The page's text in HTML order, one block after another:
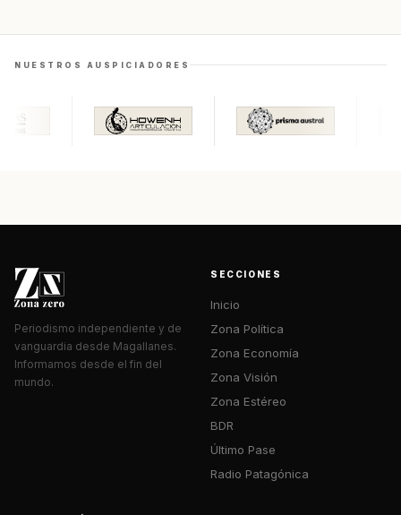
NUESTROS AUSPICIADORES
Periodismo independiente y de
vanguardia desde Magallanes.
Informamos desde el fin del
mundo.
SECCIONES
Inicio
Zona Política
Zona Economía
Zona Visión
Zona Estéreo
BDR
Último Pase
Radio Patagónica